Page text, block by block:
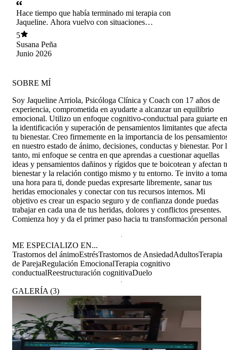
Hace tiempo que había terminado mi terapia con
Jaqueline. Ahora vuelvo con situaciones
desafiantes para mi y esun alivio saber que
cuento con ella para ayudarme a ordenar el caos
actual.
5
Susana Peña
Junio 2026
SOBRE MÍ
Soy Jaqueline Arriola, Psicóloga Clínica y Coach con 17 años de
experiencia, comprometida en ayudarte a alcanzar un equilibrio
emocional. Utilizo un enfoque cognitivo-conductual para guiarte en
la identificación y superación de pensamientos limitantes que
tu bienestar. Creo firmemente en la importancia de los
en nuestro estado de ánimo, decisiones, conductas y bienestar. Por
tanto, mi enfoque se centra en que aprendas a cuestionar aquellas
ideas y pensamientos dañinos y rígidos que te boicotean y afectan
bienestar y la relación contigo mismo y tu entorno. Te invito a
una hora para ti, donde puedas expresarte libremente, sanar tus
heridas emocionales y conectar con tus recursos internos. Mi
objetivo es crear un espacio seguro y de confianza donde puedas
trabajar en cada una de tus heridas, dolores y conflictos presentes.
Comienza hoy y da el primer paso hacia tu transformación
ME ESPECIALIZO EN...
Trastornos del ánimoEstrésTrastornos de AnsiedadAdultosTerapia
de ParejaRegulación EmocionalTerapia cognitivo
conductualReestructuración cognitivaDuelo
GALERÍA (3)